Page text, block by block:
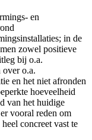
en
in de
zowel positieve
bij o.a.
o.a.
en het niet afronden
hoeveelheid
van het huidige
vooral reden om
concreet vast te